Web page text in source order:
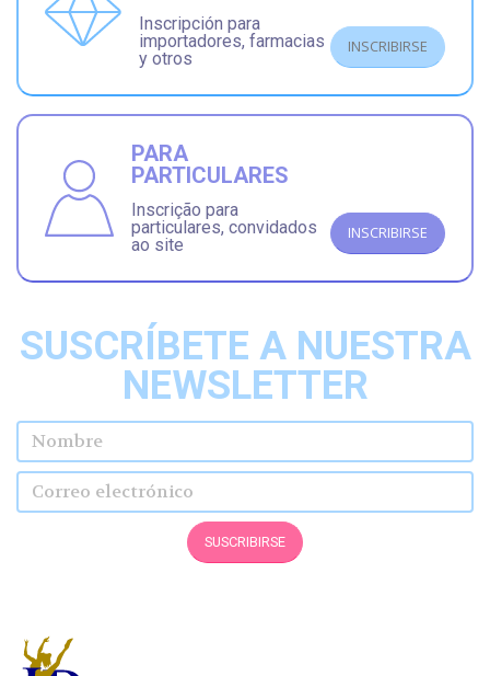
Inscripción para
importadores, farmacias
y otros
INSCRIBIRSE
PARA
PARTICULARES
Inscrição para
particulares, convidados
ao site
INSCRIBIRSE
SUSCRÍBETE A NUESTRA
NEWSLETTER
SUSCRIBIRSE